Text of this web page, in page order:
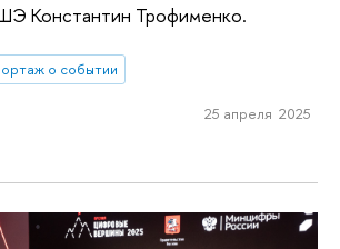
Константин Трофименко.
о событии
25 апреля 2025